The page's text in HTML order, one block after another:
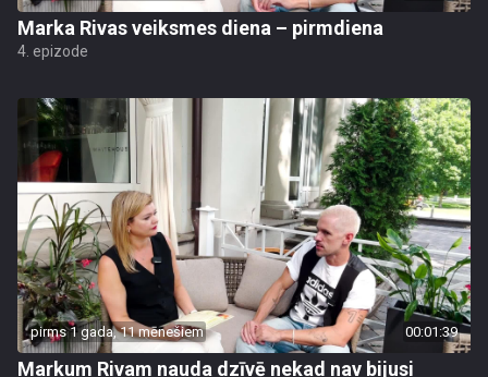
Marka Rivas veiksmes diena – pirmdiena
4. epizode
pirms 1 gada, 11 mēnešiem 00:01:39
Markum Rivam nauda dzīvē nekad nav bijusi